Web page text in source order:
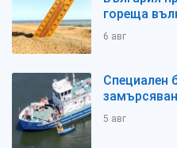
гореща
6 авг
Специален
5 авг